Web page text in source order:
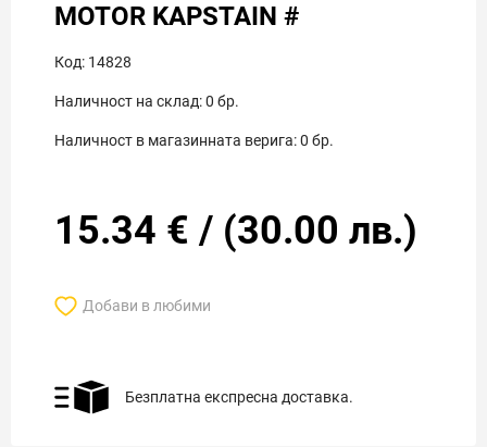
MOTOR KAPSTAIN #
Код: 14828
Наличност на склад:0 бр.
Наличност в магазинната верига:0 бр.
15.34 € / (30.00 лв.)
Добави в любими
Безплатна експресна доставка.